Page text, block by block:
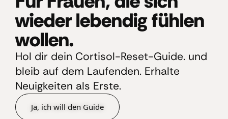
wieder lebendig fühlen
wollen.
Hol dir dein Cortisol-Reset-Guide. und
bleib auf dem Laufenden. Erhalte
Neuigkeiten als Erste.
Ja, ich will den Guide